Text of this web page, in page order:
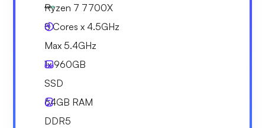
Ryzen 7 7700X
8 Cores x 4.5GHz
Max 5.4GHz
1x960GB
SSD
64GB RAM
DDR5